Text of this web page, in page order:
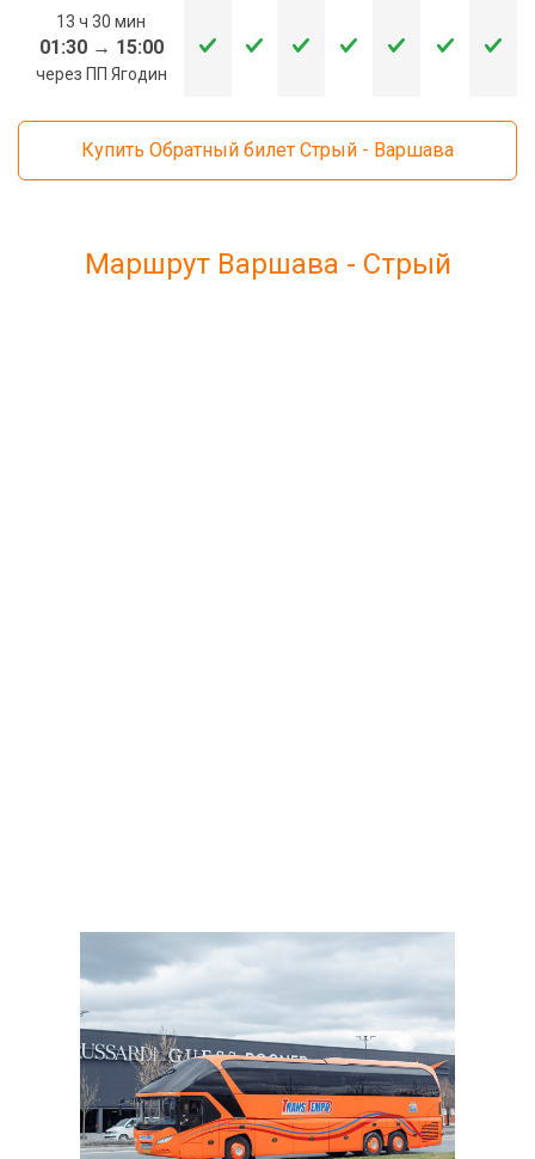
13 ч 30 мин
01:30→ 15:00
через ПП Ягодин
Купить Обратный билет Стрый - Варшава
Маршрут Варшава - Стрый